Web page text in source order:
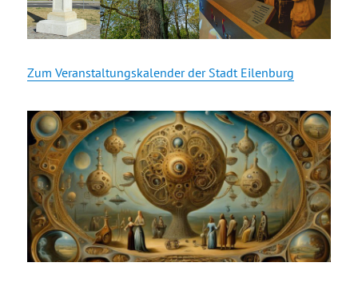
Zum Veranstaltungskalender der Stadt Eilenburg